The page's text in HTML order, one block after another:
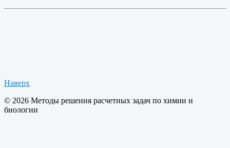
Наверх
© 2026 Методы решения расчетных задач по химии и
биологии